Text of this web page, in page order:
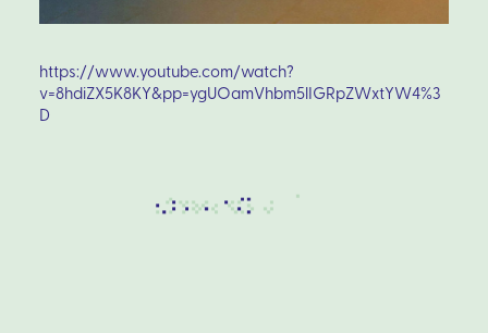
https://www.youtube.com/watch?
v=8hdiZX5K8KY&pp=ygUOamVhbm5lIGRpZWxtYW4%3
D